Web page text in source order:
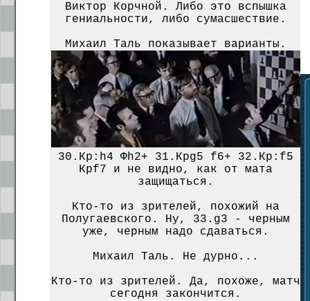
Виктор Корчной. Либо это вспышка
гениальности, либо сумасшествие.
Михаил Таль показывает варианты.
30.Кр:h4 Фh2+ 31.Крg5 f6+ 32.Кр:f5
Крf7 и не видно, как от мата
защищаться.
Кто-то из зрителей, похожий на
Полугаевского. Ну, 33.g3 - черным
уже, черным надо сдаваться.
Михаил Таль. Не дурно...
Кто-то из зрителей. Да, похоже, матч
сегодня закончится.